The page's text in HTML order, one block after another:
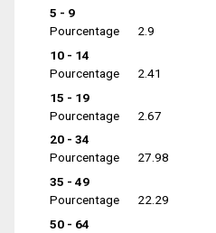
5 - 9
Pourcentage
2.9
10 - 14
Pourcentage
2.41
15 - 19
Pourcentage
2.67
20 - 34
Pourcentage
27.98
35 - 49
Pourcentage
22.29
50 - 64